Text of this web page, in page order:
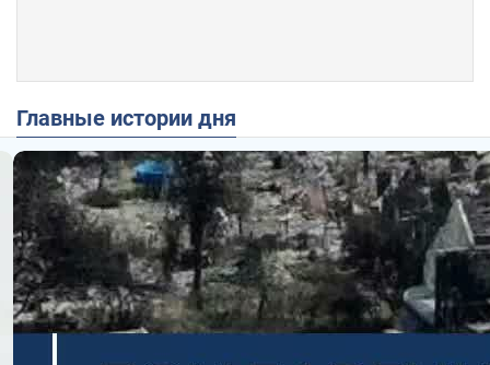
Главные истории дня